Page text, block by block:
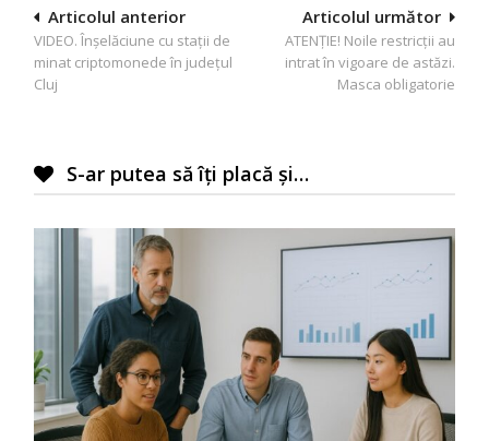
Navigare
în
articole
Articolul următor
ATENȚIE! Noile restricții au
intrat în vigoare de astăzi.
Masca obligatorie
Articolul anterior
VIDEO. Înșelăciune cu stații de
minat criptomonede în județul
Cluj
S-ar putea să îți placă și…